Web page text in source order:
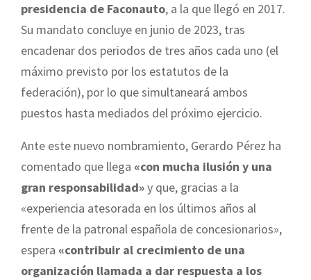
presidencia de Faconauto, a la que llegó en 2017.
Su mandato concluye en junio de 2023, tras
encadenar dos periodos de tres años cada uno (el
máximo previsto por los estatutos de la
federación), por lo que simultaneará ambos
puestos hasta mediados del próximo ejercicio.
Ante este nuevo nombramiento, Gerardo Pérez ha
comentado que llega «con mucha ilusión y una
gran responsabilidad»y que, gracias a la
«experiencia atesorada en los últimos años al
frente de la patronal española de concesionarios»,
espera «contribuir al crecimiento de una
organización llamada a dar respuesta a los